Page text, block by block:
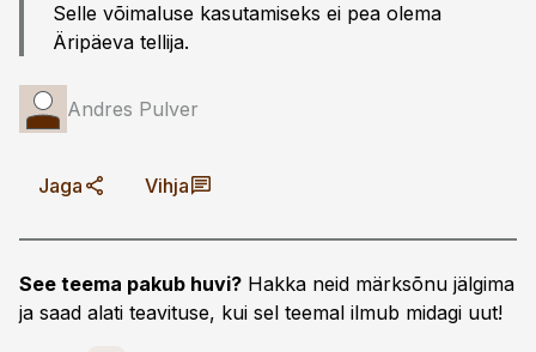
Selle võimaluse kasutamiseks ei pea olema
Äripäeva tellija.
Andres Pulver
Jaga Vihja
See teema pakub huvi? Hakka neid märksõnu jälgima
ja saad alati teavituse, kui sel teemal ilmub midagi uut!